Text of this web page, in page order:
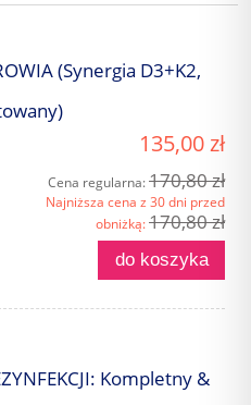
(Synergia D3+K2,
135,00 zł
Cena regularna:170,80 zł
Najniższa cena z 30 dni przed
obniżką:170,80 zł
do koszyka
Kompletny &